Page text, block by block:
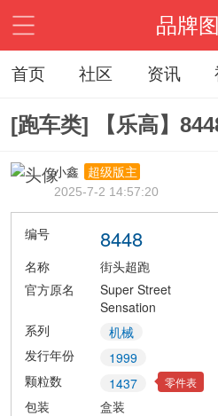
品牌
首页 社区 资讯
[跑车类] 【乐高】
小鑫
超级版主
2025-7-2 14:57:20
编号 8448
名称
街头超跑
官方原名
Super Street
Sensation
系列
机械
发行年份
1999
颗粒数
1437 零件表
包装 盒装